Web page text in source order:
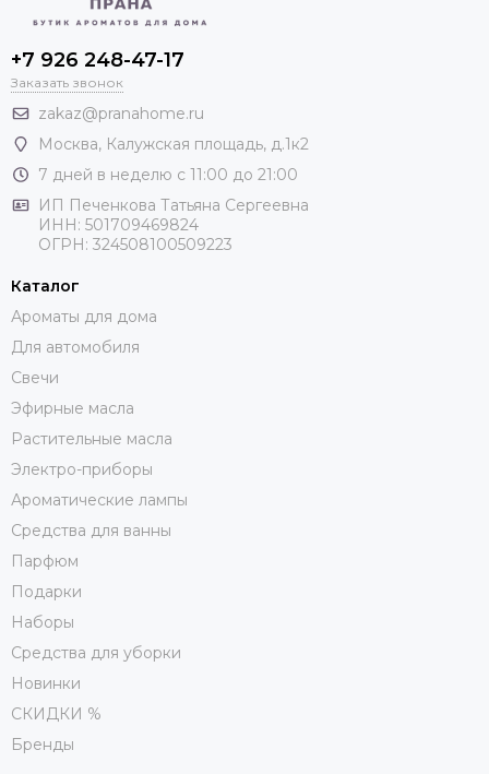
+7 926 248-47-17
Заказать звонок
zakaz@pranahome.ru
Москва, Калужская площадь, д.1к2
7 дней в неделю с 11:00 до 21:00
ИП Печенкова Татьяна Сергеевна
ИНН: 501709469824
ОГРН: 324508100509223
Каталог
Ароматы для дома
Для автомобиля
Свечи
Эфирные масла
Растительные масла
Электро-приборы
Ароматические лампы
Средства для ванны
Парфюм
Подарки
Наборы
Средства для уборки
Новинки
СКИДКИ %
Бренды